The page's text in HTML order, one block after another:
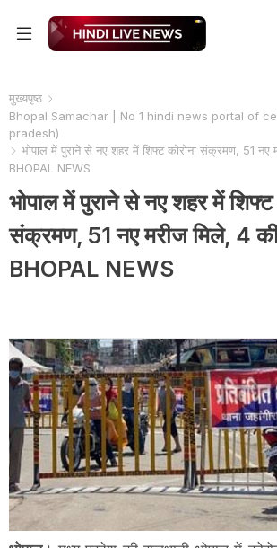
मुख्यपृष्ठ
Bhopal Samachar | No 1 hindi news portal of
pradesh)
भोपाल में पुराने से नए शहर में शिफ्ट कोरोना संक्रमण, 51 नए
BHOPAL NEWS
भोपाल में पुराने से नए शहर में शिफ्ट
संक्रमण, 51 नए मरीज मिले, 4
BHOPAL NEWS